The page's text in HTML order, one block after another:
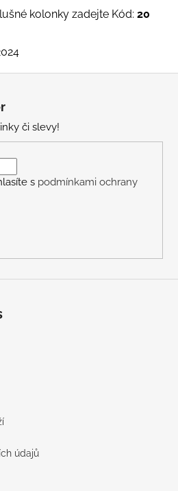
kolonky zadejte Kód: 20
či slevy!
s podmínkami ochrany
údajů